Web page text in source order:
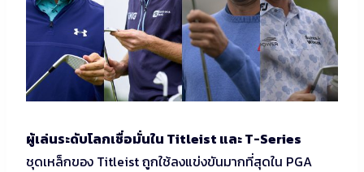
ผู้เล่นระดับโลกเชื่อมั่นใน Titleist และ T-Series
ชุดเหล็กของ Titleist ถูกใช้ลงแข่งขันมากที่สุดใน PGA